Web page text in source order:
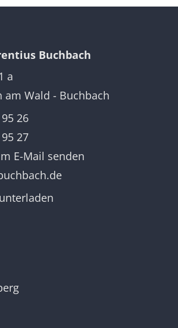
Buchbach
a
am Wald - Buchbach
26
27
E-Mail senden